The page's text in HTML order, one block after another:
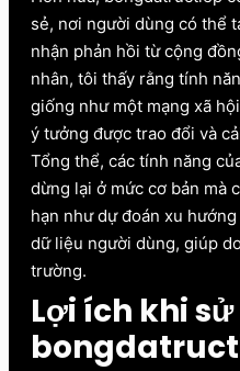
sẻ, nơi người dùng có thể
nhận phản hồi từ cộng
nhân, tôi thấy rằng tính
giống như một mạng xã
ý tưởng được trao đổi và
Tổng thể, các tính năng
dừng lại ở mức cơ bản mà
hạn như dự đoán xu
dữ liệu người dùng, giúp
trường.
Lợi ích khi